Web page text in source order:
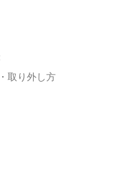
取り外し方